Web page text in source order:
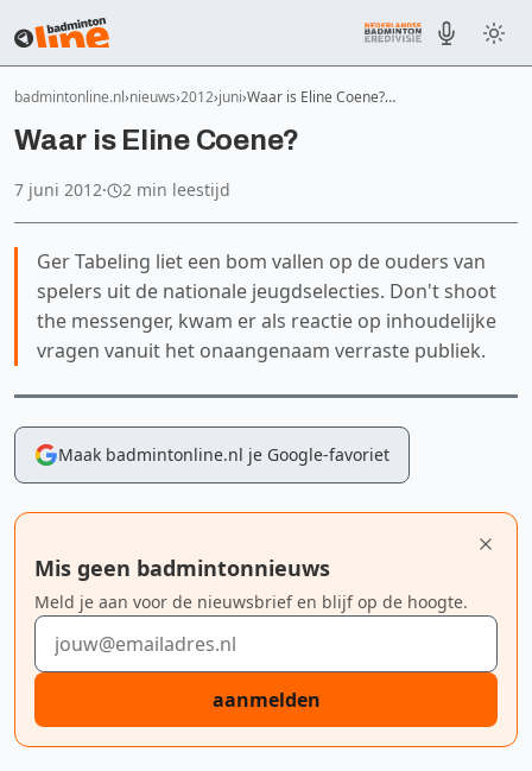
badmintonline.nl nieuws 2012 juni Waar is Eline Coene?…
Waar is Eline Coene?
7 juni 2012· 2 min leestijd
Ger Tabeling liet een bom vallen op de ouders van
spelers uit de nationale jeugdselecties. Don't shoot
the messenger, kwam er als reactie op inhoudelijke
vragen vanuit het onaangenaam verraste publiek.
Maak badmintonline.nl je Google-favoriet
Mis geen badmintonnieuws
Meld je aan voor de nieuwsbrief en blijf op de hoogte.
E-mailadres
aanmelden